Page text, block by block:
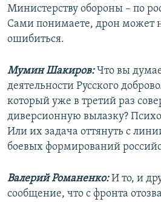
Министерству обороны – по
Сами понимаете, дрон может
ошибиться.
Мумин Шакиров:Что вы
деятельности Русского
который уже в третий раз
диверсионную вылазку?
Или их задача оттянуть с
боевых формирований
Валерий Романенко:И то, и
сообщение, что с фронта